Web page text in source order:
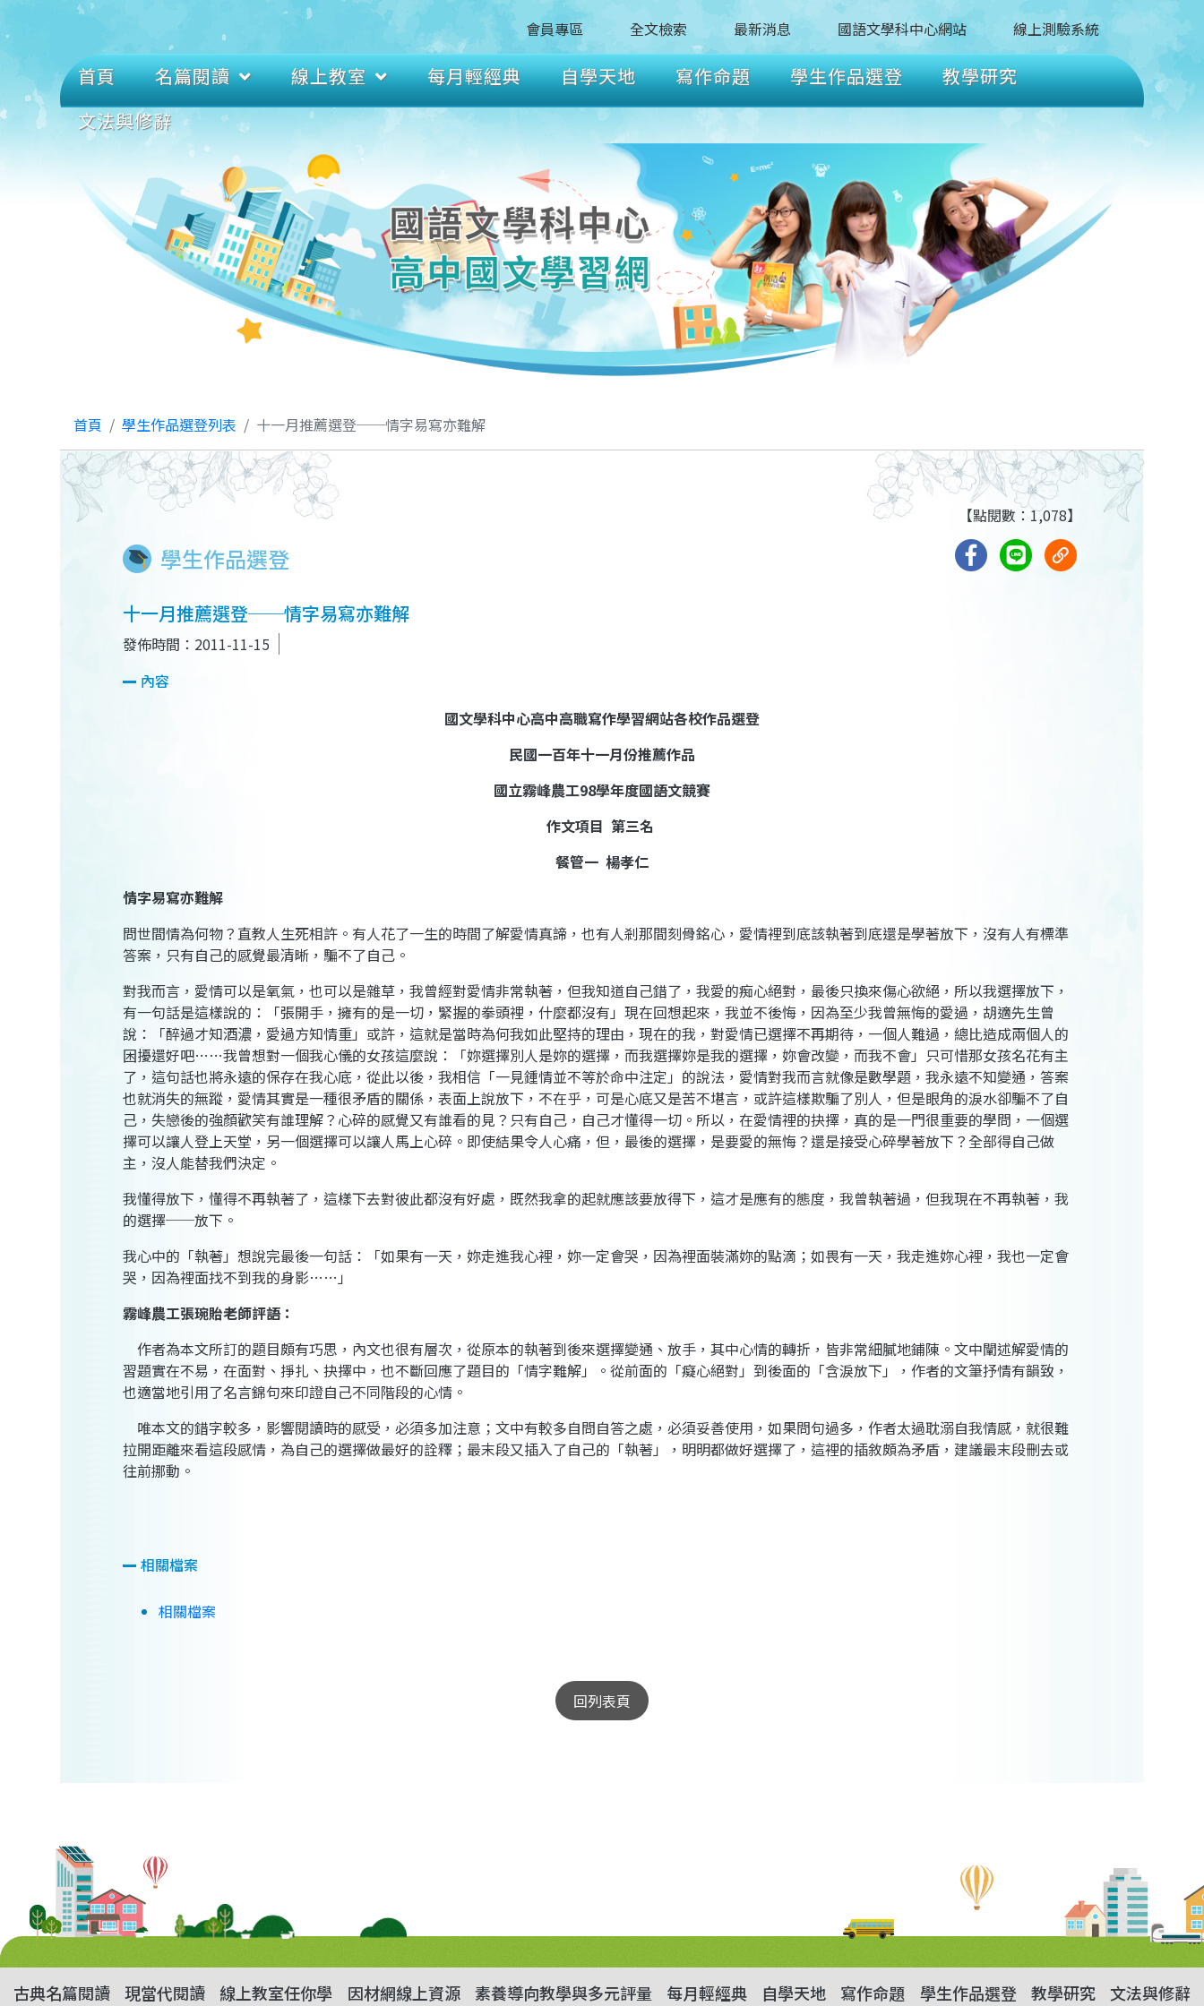
會員專區 全文檢索 最新消息 國語文學科中心網站 線上測驗系統
首頁 名篇閱讀 線上教室 每月輕經典 自學天地 寫作命題 學生作品選登
教學研究
文法與修辭
首頁 學生作品選登列表 十一月推薦選登──情字易寫亦難解
學生作品選登
【點閱數：1,078】
十一月推薦選登──情字易寫亦難解
發佈時間：2011-11-15
內容
國文學科中心高中高職寫作學習網站各校作品選登
民國一百年十一月份推薦作品
國立霧峰農工98學年度國語文競賽
作文項目 第三名
餐管一 楊孝仁
情字易寫亦難解
問世間情為何物？直教人生死相許。有人花了一生的時間了解愛情真諦，也有人剎那間刻骨銘心，愛情裡到底該執著到底還是學著放下，沒有人有標準
答案，只有自己的感覺最清晰，騙不了自己。
對我而言，愛情可以是氧氣，也可以是雜草，我曾經對愛情非常執著，但我知道自己錯了，我愛的痴心絕對，最後只換來傷心欲絕，所以我選擇放下，
有一句話是這樣說的：「張開手，擁有的是一切，緊握的拳頭裡，什麼都沒有」現在回想起來，我並不後悔，因為至少我曾無悔的愛過， 胡適先生曾
說：「醉過才知酒濃，愛過方知情重」或許，這就是當時為何我如此堅持的理由，現在的我，對愛情已選擇不再期待，一個人難過，總比造成兩個人的
困擾還好吧……我曾想對一個我心儀的女孩這麼說：「妳選擇別人是妳的選擇，而我選擇妳是我的選擇，妳會改變，而我不會」只可惜那女孩名花有主
了，這句話也將永遠的保存在我心底，從此以後，我相信「一見鍾情並不等於命中注定」的說法，愛情對我而言就像是數學題，我永遠不知變通，答案
也就消失的無蹤，愛情其實是一種很矛盾的關係，表面上說放下，不在乎，可是心底又是苦不堪言，或許這樣欺騙了別人，但是眼角的淚水卻騙不了自
己，失戀後的強顏歡笑有誰理解？心碎的感覺又有誰看的見？只有自己，自己才懂得一切。所以，在愛情裡的抉擇，真的是一門很重要的學問，一個選
擇可以讓人登上天堂，另一個選擇可以讓人馬上心碎。即使結果令人心痛，但，最後的選擇，是要愛的無悔？還是接受心碎學著放下？全部得自己做
主，沒人能替我們決定。
我懂得放下，懂得不再執著了，這樣下去對彼此都沒有好處，既然我拿的起就應該要放得下，這才是應有的態度，我曾執著過，但我現在不再執著，我
的選擇──放下。
我心中的「執著」想說完最後一句話：「如果有一天，妳走進我心裡，妳一定會哭，因為裡面裝滿妳的點滴；如畏有一天，我走進妳心裡，我也一定會
哭，因為裡面找不到我的身影…… 」
霧峰農工張琬貽老師評語：
作者為本文所訂的題目頗有巧思，內文也很有層次，從原本的執著到後來選擇變通、放手，其中心情的轉折，皆非常細膩地鋪陳。文中闡述解愛情的
習題實在不易，在面對、掙扎、抉擇中，也不斷回應了題目的「情字難解」。從前面的「癡心絕對」到後面的「含淚放下」，作者的文筆抒情有韻致，
也適當地引用了名言錦句來印證自己不同階段的心情。
唯本文的錯字較多，影響閱讀時的感受，必須多加注意；文中有較多自問自答之處，必須妥善使用，如果問句過多，作者太過耽溺自我情感，就很難
拉開距離來看這段感情，為自己的選擇做最好的詮釋；最末段又插入了自己的「執著」，明明都做好選擇了，這裡的插敘頗為矛盾，建議最末段刪去或
往前挪動。
相關檔案
相關檔案
回列表頁
古典名篇閱讀 現當代閱讀 線上教室任你學 因材網線上資源 素養導向教學與多元評量 每月輕經典 自學天地 寫作命題 學生作品選登 教學研究 文法與修辭